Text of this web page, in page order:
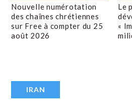
Nouvelle numérotation
des chaînes chrétiennes
sur Free à compter du 25
août 2026
Le
«
IRAN